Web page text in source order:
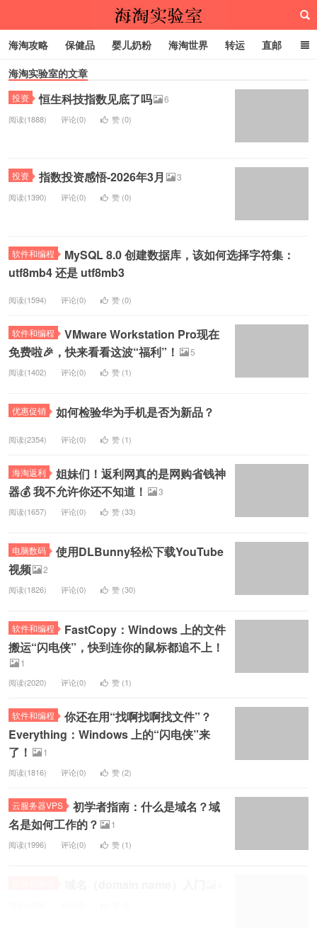
海淘实验室
海淘攻略 保健品 婴儿奶粉 海淘世界 转运 直邮
代购服务
海淘实验室的文章
投资 恒生科技指数见底了吗 6
阅读(1888) 评论(0) 赞 (0)
投资 指数投资感悟-2026年3月 3
阅读(1390) 评论(0) 赞 (0)
软件和编程
MySQL 8.0 创建数据库，该如何选择字符集：
utf8mb4 还是 utf8mb3
阅读(1594) 评论(0) 赞 (0)
软件和编程
VMware Workstation Pro现在
免费啦🎉，快来看看这波“福利”！
5
阅读(1402) 评论(0) 赞 (1)
优惠促销 如何检验华为手机是否为新品？
阅读(2354) 评论(0) 赞 (1)
海淘返利
姐妹们！返利网真的是网购省钱神
器💰 我不允许你还不知道！
3
阅读(1657) 评论(0) 赞 (33)
电脑数码
使用DLBunny轻松下载YouTube
视频
2
阅读(1826) 评论(0) 赞 (30)
软件和编程
FastCopy：Windows 上的文件
搬运“闪电侠”，快到连你的鼠标都追不上！
1
阅读(2020) 评论(0) 赞 (1)
软件和编程
你还在用“找啊找啊找文件”？
Everything：Windows 上的“闪电侠”来
了！
1
阅读(1816) 评论(0) 赞 (2)
云服务器VPS
初学者指南：什么是域名？域
名是如何工作的？
1
阅读(1996) 评论(0) 赞 (1)